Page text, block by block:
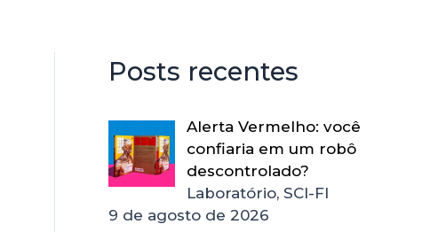
Posts recentes
Alerta Vermelho: você
confiaria em um robô
descontrolado?
Laboratório, SCI-FI
9 de agosto de 2026